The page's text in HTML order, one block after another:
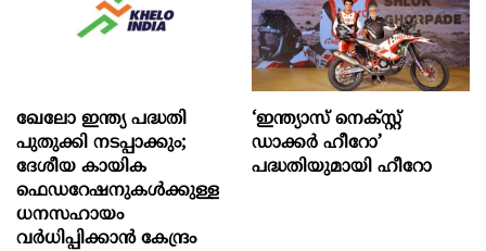
ഖേലോ ഇന്ത്യ പദ്ധതി
പുതുക്കി നടപ്പാക്കും;
ദേശീയ കായിക
ഫെഡറേഷനുകൾക്കുള്ള
ധനസഹായം
വർധിപ്പിക്കാൻ കേന്ദ്രം
‘ഇന്ത്യാസ് നെക്സ്റ്റ്
ഡാക്കർ ഹീറോ’
പദ്ധതിയുമായി ഹീറോ